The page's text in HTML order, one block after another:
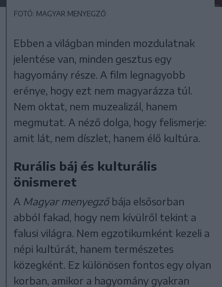
FOTÓ: MAGYAR MENYEGZŐ
Ebben a világban minden mozdulatnak
jelentése van, minden gesztus egy
hagyomány része. A film legnagyobb
erénye, hogy ezt nem magyarázza túl.
Nem oktat, nem muzealizál, hanem
megmutat. A néző dolga, hogy felismerje:
amit lát, nem díszlet, hanem élő kultúra.
Rurális báj és kulturális
önismeret
A Magyar menyegzőbája elsősorban
abból fakad, hogy nem kívülről tekint a
falusi világra. Nem egzotikumként kezeli a
népi kultúrát, hanem természetes
közegként. Ez különösen fontos egy olyan
korban, amikor a hagyomány gyakran